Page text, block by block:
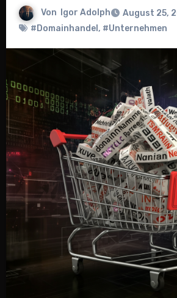
Von Igor Adolph
August 25,
#Domainhandel , #Unternehmen